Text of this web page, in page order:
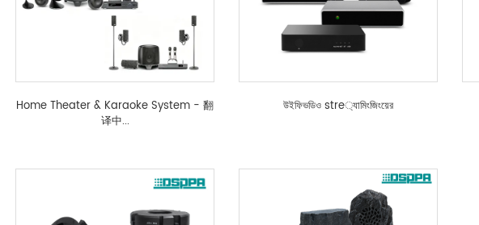
Home Theater & Karaoke System - 翻
译中...
উইফিভডিও stre্যামিংজিংয়ের